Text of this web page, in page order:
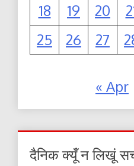
18
19 20
25
26 27
« Apr
दैनिक क्यूँ न लिखूं